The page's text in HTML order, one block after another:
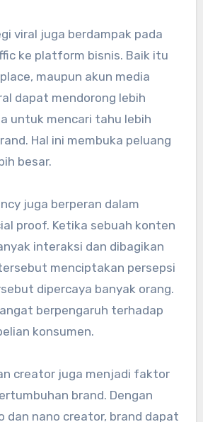
viral juga berdampak pada
ke platform bisnis. Baik itu
maupun akun media
dapat mendorong lebih
untuk mencari tahu lebih
Hal ini membuka peluang
besar.
juga berperan dalam
proof. Ketika sebuah konten
interaksi dan dibagikan
menciptakan persepsi
dipercaya banyak orang.
berpengaruh terhadap
konsumen.
creator juga menjadi faktor
brand. Dengan
dan nano creator, brand dapat